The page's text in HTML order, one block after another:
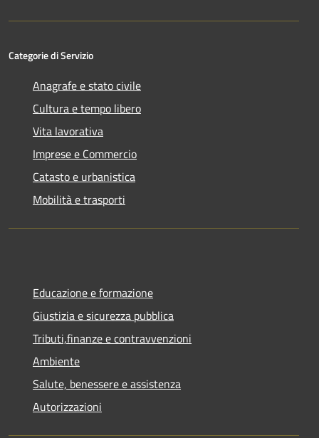
Categorie di Servizio
Anagrafe e stato civile
Cultura e tempo libero
Vita lavorativa
Imprese e Commercio
Catasto e urbanistica
Mobilità e trasporti
Educazione e formazione
Giustizia e sicurezza pubblica
Tributi,finanze e contravvenzioni
Ambiente
Salute, benessere e assistenza
Autorizzazioni